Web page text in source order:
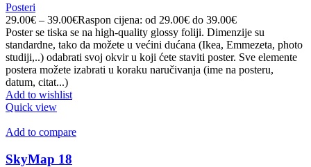
Posteri
29.00€ – 39.00€Raspon cijena: od 29.00€ do 39.00€
Poster se tiska se na high-quality glossy foliji. Dimenzije su
standardne, tako da možete u većini dućana (Ikea, Emmezeta, photo
studiji,..) odabrati svoj okvir u koji ćete staviti poster. Sve elemente
postera možete izabrati u koraku naručivanja (ime na posteru,
datum, citat...)
Add to wishlist
Quick view
Add to compare
SkyMap 18